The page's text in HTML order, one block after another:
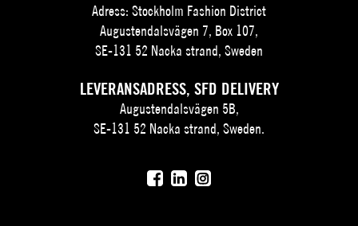
Adress: Stockholm Fashion District
Augustendalsvägen 7, Box 107,
SE-131 52 Nacka strand, Sweden
LEVERANSADRESS, SFD DELIVERY
Augustendalsvägen 5B,
SE-131 52 Nacka strand, Sweden.